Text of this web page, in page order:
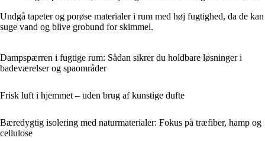
Undgå tapeter og porøse materialer i rum med høj fugtighed, da de kan
suge vand og blive grobund for skimmel.
Dampspærren i fugtige rum: Sådan sikrer du holdbare løsninger i
badeværelser og spaområder
Frisk luft i hjemmet – uden brug af kunstige dufte
Bæredygtig isolering med naturmaterialer: Fokus på træfiber, hamp og
cellulose